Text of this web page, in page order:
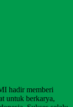
hadir memberi
untuk berkarya,